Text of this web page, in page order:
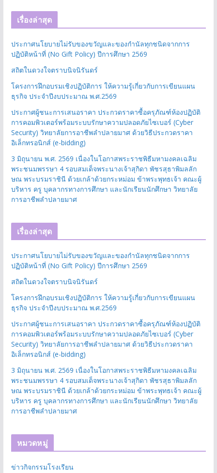
เรื่องล่าสุด
ประกาศนโยบายไม่รับของขวัญและของกำนัลทุกชนิดจากการ
ปฏิบัติหน้าที่ (No Gift Policy) ปีการศึกษา 2569
สถิตในดวงใจตราบนิจนิรันดร์
โครงการฝึกอบรมเชิงปฏิบัติการ ให้ความรู้เกี่ยวกับการเขียนแผน
ธุรกิจ ประจำปีงบประมาณ พ.ศ.2569
ประกาศผู้ชนะการเสนอราคา ประกวดราคาซื้อครุภัณฑ์ห้องปฏิบัติ
การคอมพิวเตอร์พร้อมระบบรักษาความปลอดภัยไซเบอร์ (Cyber
Security) วิทยาลัยการอาชีพลำปลายมาศ ด้วยวิธีประกวดราคา
อิเล็กทรอนิกส์ (e-bidding)
3 มิถุนายน พ.ศ. 2569 เนื่องในโอกาสพระราชพิธีมหามงคลเฉลิม
พระชนมพรรษา 4 รอบสมเด็จพระนางเจ้าสุกิดา พัชรสุธาพิมลลัก
ษณ พระบรมราชินี ด้วยเกล้าด้วยกระหม่อม ข้าพระพุทธเจ้า คณะผู้
บริหาร ครู บุคลากรทางการศึกษา และนักเรียนนักศึกษา วิทยาลัย
การอาชีพลำปลายมาศ
เรื่องล่าสุด
ประกาศนโยบายไม่รับของขวัญและของกำนัลทุกชนิดจากการ
ปฏิบัติหน้าที่ (No Gift Policy) ปีการศึกษา 2569
สถิตในดวงใจตราบนิจนิรันดร์
โครงการฝึกอบรมเชิงปฏิบัติการ ให้ความรู้เกี่ยวกับการเขียนแผน
ธุรกิจ ประจำปีงบประมาณ พ.ศ.2569
ประกาศผู้ชนะการเสนอราคา ประกวดราคาซื้อครุภัณฑ์ห้องปฏิบัติ
การคอมพิวเตอร์พร้อมระบบรักษาความปลอดภัยไซเบอร์ (Cyber
Security) วิทยาลัยการอาชีพลำปลายมาศ ด้วยวิธีประกวดราคา
อิเล็กทรอนิกส์ (e-bidding)
3 มิถุนายน พ.ศ. 2569 เนื่องในโอกาสพระราชพิธีมหามงคลเฉลิม
พระชนมพรรษา 4 รอบสมเด็จพระนางเจ้าสุกิดา พัชรสุธาพิมลลัก
ษณ พระบรมราชินี ด้วยเกล้าด้วยกระหม่อม ข้าพระพุทธเจ้า คณะผู้
บริหาร ครู บุคลากรทางการศึกษา และนักเรียนนักศึกษา วิทยาลัย
การอาชีพลำปลายมาศ
หมวดหมู่
ข่าวกิจกรรมโรงเรียน